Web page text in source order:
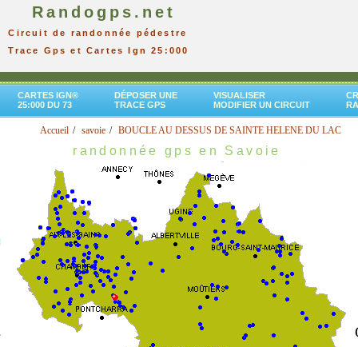
Randogps.net
Circuit de randonnée pédestre
Trace Gps et Cartes Ign 25:000
CARTES IGN®
25:000 DU 73
DÉPOSER UNE
TRACE GPS
VISUALISER
MODIFIER UN CIRCUIT
Accueil savoie BOUCLE AU DESSUS DE SAINTE HELENE DU LAC
randonnée gps en Savoie